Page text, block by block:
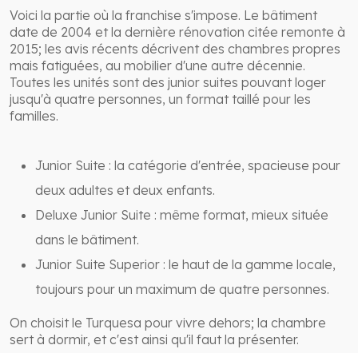
Voici la partie où la franchise s'impose. Le bâtiment
date de 2004 et la dernière rénovation citée remonte à
2015; les avis récents décrivent des chambres propres
mais fatiguées, au mobilier d'une autre décennie.
Toutes les unités sont des junior suites pouvant loger
jusqu'à quatre personnes, un format taillé pour les
familles.
Junior Suite : la catégorie d'entrée, spacieuse pour
deux adultes et deux enfants.
Deluxe Junior Suite : même format, mieux située
dans le bâtiment.
Junior Suite Superior : le haut de la gamme locale,
toujours pour un maximum de quatre personnes.
On choisit le Turquesa pour vivre dehors; la chambre
sert à dormir, et c'est ainsi qu'il faut la présenter.